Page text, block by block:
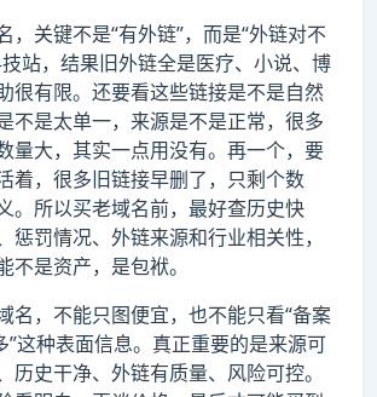
，关键不是“有外链”，而是“外链对不
站，结果旧外链全是医疗、小说、博
很有限。还要看这些链接是不是自然
不是太单一，来源是不是正常，很多
量大，其实一点用没有。再一个，要
着，很多旧链接早删了，只剩个数
。所以买老域名前，最好查历史快
惩罚情况、外链来源和行业相关性，
不是资产，是包袱。
名，不能只图便宜，也不能只看“备案
”这种表面信息。真正重要的是来源可
历史干净、外链有质量、风险可控。